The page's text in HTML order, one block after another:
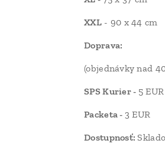
XXL - 90 x 44 cm
Doprava:
(objednávky nad
SPS Kurier - 5 EUR
Packeta - 3 EUR
Dostupnosť: